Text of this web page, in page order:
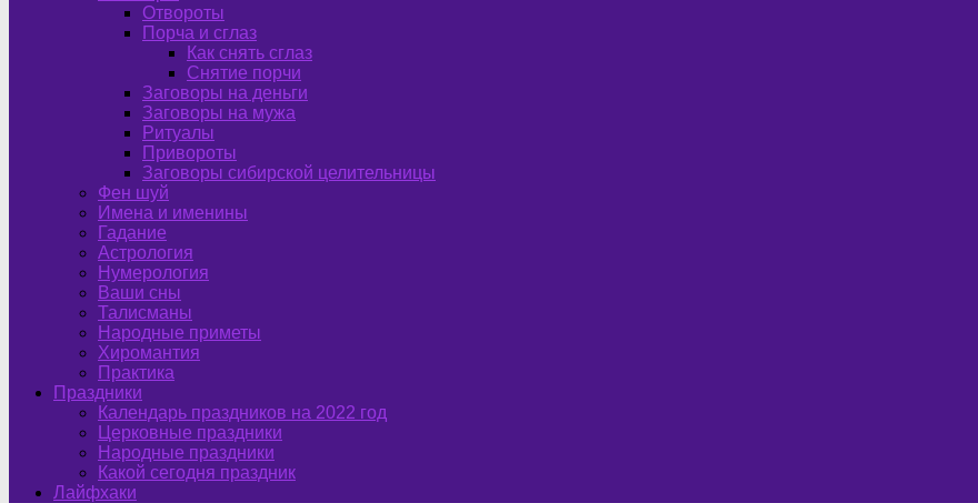
Отвороты
Порча и сглаз
Как снять сглаз
Снятие порчи
Заговоры на деньги
Заговоры на мужа
Ритуалы
Привороты
Заговоры сибирской целительницы
Фен шуй
Имена и именины
Гадание
Астрология
Нумерология
Ваши сны
Талисманы
Народные приметы
Хиромантия
Практика
Праздники
Календарь праздников на 2022 год
Церковные праздники
Народные праздники
Какой сегодня праздник
Лайфхаки